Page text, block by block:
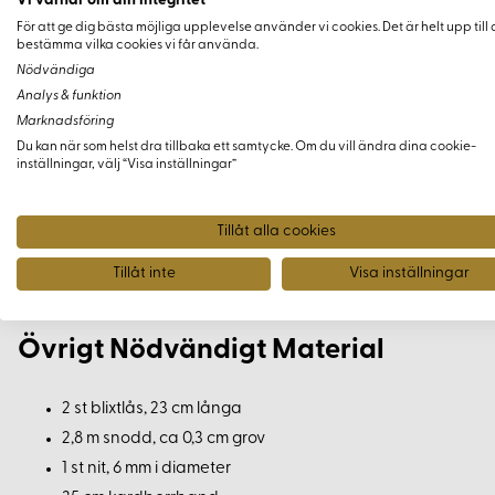
Tygåtgång
Tygåtgången beror på om du syr anoraken med eller utan luva
Kort modell:
Med luva
- Storlek 34-42: 2,7 m, Storlek 44-50: 2,8 m
Med luva - Storlek 34-42: 2,9 m, Storlek 44-50: 3,2 m
Utan luva- Båda storlekar: 2,7 m
Övrigt Nödvändigt Material
2 st blixtlås, 23 cm långa
2,8 m snodd, ca 0,3 cm grov
1 st nit, 6 mm i diameter
För att ge dig bästa möjliga upplevelse använder vi cookies. Det är helt upp till
bestämma vilka cookies vi får använda.
Nödvändiga
Analys & funktion
Marknadsföring
Du kan när som helst dra tillbaka ett samtycke. Om du vill ändra dina cookie-
inställningar, välj “Visa inställningar”
Tillåt alla cookies
Tillåt inte Visa inställningar